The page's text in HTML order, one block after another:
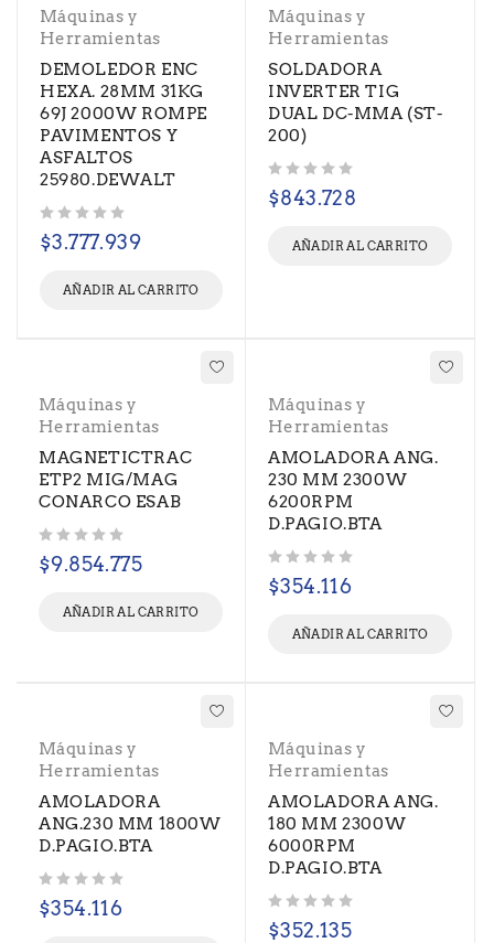
Máquinas y
Herramientas
DEMOLEDOR ENC
HEXA. 28MM 31KG
69J 2000W ROMPE
PAVIMENTOS Y
ASFALTOS
25980.DEWALT
$3.777.939
AÑADIR AL CARRITO
Máquinas y
Herramientas
SOLDADORA
INVERTER TIG
DUAL DC-MMA (ST-
200)
$843.728
AÑADIR AL CARRITO
Máquinas y
Herramientas
MAGNETICTRAC
ETP2 MIG/MAG
CONARCO ESAB
$9.854.775
AÑADIR AL CARRITO
Máquinas y
Herramientas
AMOLADORA ANG.
230 MM 2300W
6200RPM
D.PAGIO.BTA
$354.116
AÑADIR AL CARRITO
Máquinas y
Herramientas
AMOLADORA
ANG.230 MM 1800W
D.PAGIO.BTA
$354.116
Máquinas y
Herramientas
AMOLADORA ANG.
180 MM 2300W
6000RPM
D.PAGIO.BTA
$352.135